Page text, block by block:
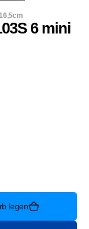
6 mini
legen